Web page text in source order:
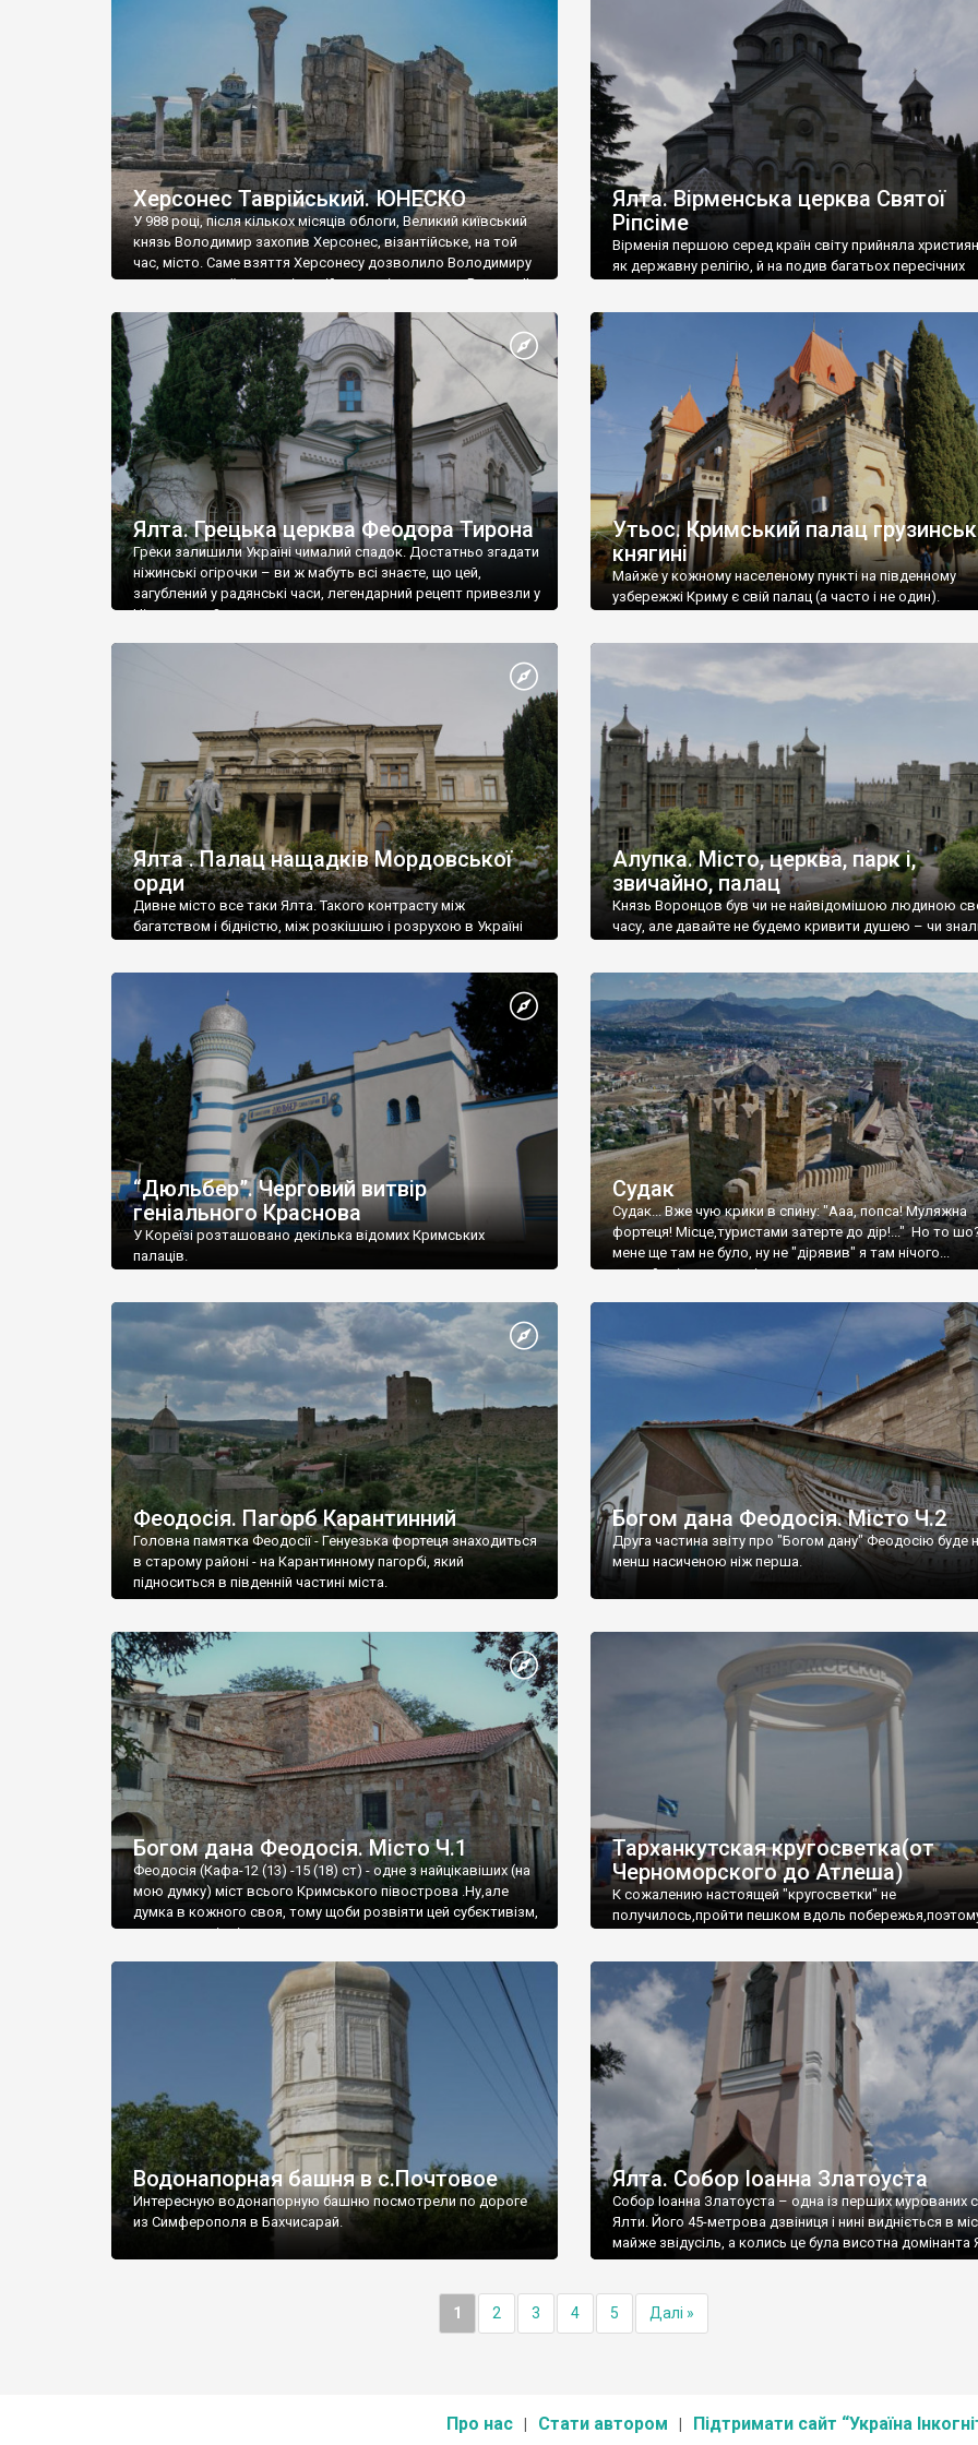
візантійської доби. Раритети викрадені з фондів об’єкту
культурної спадщини ЮНЕСКО «Херсонеса Таврійського».
Офіційно – на виставку «Золото Візантії», але експерти та
влада в Україні вважають це лише […]
називаються «повстяками» (postaki)…” “Вино. Крим
виробляє відмінне вино і його вдосталь: воно все
легке біле і дуже […]
Херсонес Таврійський. ЮНЕСКО
У 988 році, після кількох місяців облоги, Великий київський
князь Володимир захопив Херсонес, візантійське, на той
час, місто. Саме взяття Херсонесу дозволило Володимиру
диктувати свої умови візантійському імператору Василю ІІ,
Херсонесі Володимир-язичник, став Василем-
християнином. А потім було Хрещення Русі. На честь
Херсонесу Таврійського названо місто […]
Ялта. Вірменська церква Святої
Ріпсіме
Вірменія першою серед країн світу прийняла
як державну релігію, й на подив багатьох пересічних
Ялта. Грецька церква Феодора Тирона
Греки залишили Україні чималий спадок. Достатньо згадати
ніжинські огірочки – ви ж мабуть всі знаєте, що цей,
загублений у радянські часи, легендарний рецепт привезли у
Ніжин греки?
Утьос. Кримський палац
княгині
Майже у кожному населеному пункті на південному
узбережжі Криму є свій палац (а часто і не один).
Ялта . Палац нащадків Мордовської
орди
Дивне місто все таки Ялта. Такого контрасту між
багатством і бідністю, між розкішшю і розрухою в Україні
Алупка. Місто, церква, парк і,
звичайно, палац
Князь Воронцов був чи не найвідомішою людиною
часу, але давайте не будемо кривити душею – чи
“Дюльбер”. Черговий витвір
геніального Краснова
У Кореїзі розташовано декілька відомих Кримських
палаців.
Судак
Судак... Вже чую крики в спину: "Ааа, попса! Муляжна
фортеця! Місце,туристами затерте до дір!..." Но то
мене ще там не було, ну не "дірявив" я там нічого...
принаймні до цього літа.
Феодосія. Пагорб Карантинний
Головна памятка Феодосії - Генуезька фортеця знаходиться
в старому районі - на Карантинному пагорбі, який
підноситься в південній частині міста.
Богом дана Феодосія. Місто Ч.2
Друга частина звіту про "Богом дану" Феодосію буде
менш насиченою ніж перша.
Богом дана Феодосія. Місто Ч.1
Феодосія (Кафа-12 (13) -15 (18) ст) - одне з найцікавіших (на
мою думку) міст всього Кримського півострова .Ну,але
думка в кожного своя, тому щоби розвіяти цей субєктивізм,
запрошую відвідати це
Тарханкутская кругосветка(от
Черноморского до Атлеша)
К сожалению настоящей "кругосветки" не
получилось,пройти пешком вдоль
Водонапорная башня в с.Почтовое
Интересную водонапорную башню посмотрели по дороге
из Симферополя в Бахчисарай.
Ялта. Собор Іоанна Златоуста
Собор Іоанна Златоуста – одна із перших мурованих
Ялти. Його 45-метрова дзвіниця і нині видніється в
майже звідусіль, а колись це була висотна домінанта
1 2 3 4 5 Далі »
Про нас Стати автором Підтримати сайт “Україна